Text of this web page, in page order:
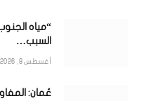
“مياه
السبب…
أغسطس 8, 2026
عُمان: